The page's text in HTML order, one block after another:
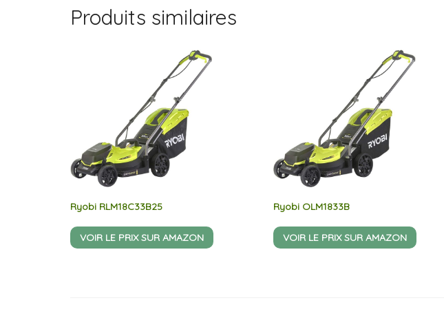
Produits similaires
Ryobi RLM18C33B25
VOIR LE PRIX SUR AMAZON
Ryobi OLM1833B
VOIR LE PRIX SUR AMAZON